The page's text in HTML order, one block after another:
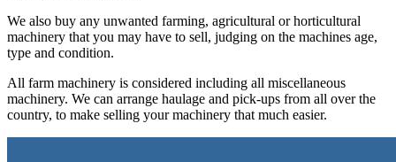
We also buy any unwanted farming, agricultural or horticultural
machinery that you may have to sell, judging on the machines age,
type and condition.
All farm machinery is considered including all miscellaneous
machinery. We can arrange haulage and pick-ups from all over the
country, to make selling your machinery that much easier.